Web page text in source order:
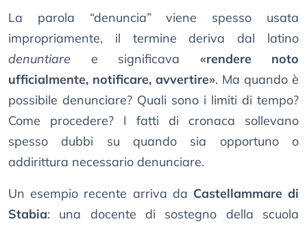
La parola “denuncia” viene spesso usata
impropriamente, il termine deriva dal latino
denuntiare e significava «rendere noto
ufficialmente, notificare, avvertire». Ma quando è
possibile denunciare? Quali sono i limiti di tempo?
Come procedere? I fatti di cronaca sollevano
spesso dubbi su quando sia opportuno o
addirittura necessario denunciare.
Un esempio recente arriva da Castellammare di
Stabia: una docente di sostegno della scuola